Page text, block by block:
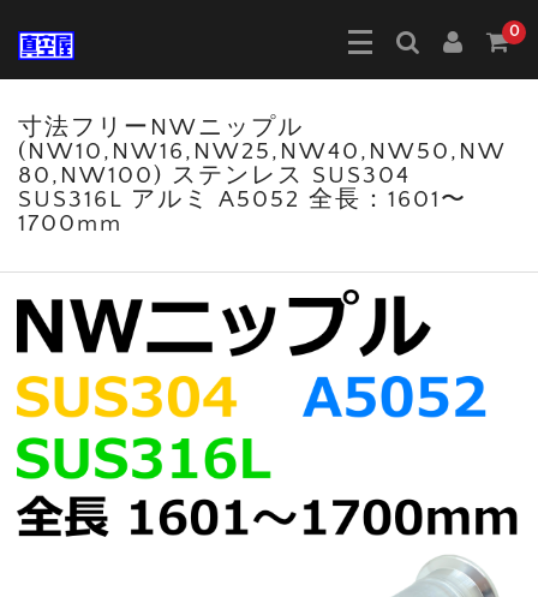
0
寸法フリーNWニップル
(NW10,NW16,NW25,NW40,NW50,NW
80,NW100) ステンレス SUS304
SUS316L アルミ A5052 全長：1601〜
1700mm